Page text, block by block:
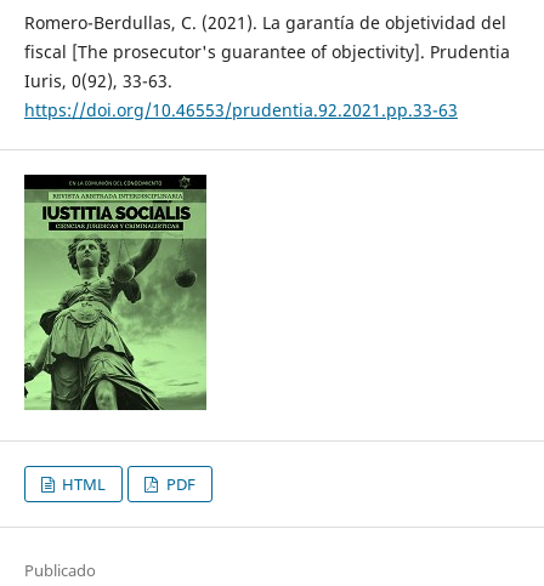
Romero-Berdullas, C. (2021). La garantía de objetividad del
fiscal [The prosecutor's guarantee of objectivity]. Prudentia
Iuris, 0(92), 33-63.
https://doi.org/10.46553/prudentia.92.2021.pp.33-63
HTML PDF
Publicado